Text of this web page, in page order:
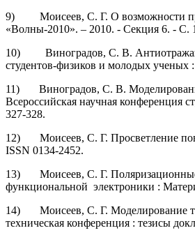
9) Моисеев, С. Г. O возможности
«Волны-2010». – 2010. - Секция 6. - C.
10) Виноградов, С. В.
студентов-физиков и молодых ученых
11) Виноградов, С. В.
Всероссийская научная конференция
327-328.
12) Моисеев, С. Г. Просветление
ISSN 0134-2452.
13) Моисеев, С. Г. Поляризационные
функциональной электроники :
14) Моисеев, С. Г. Моделирование
техническая конференция : тезисы